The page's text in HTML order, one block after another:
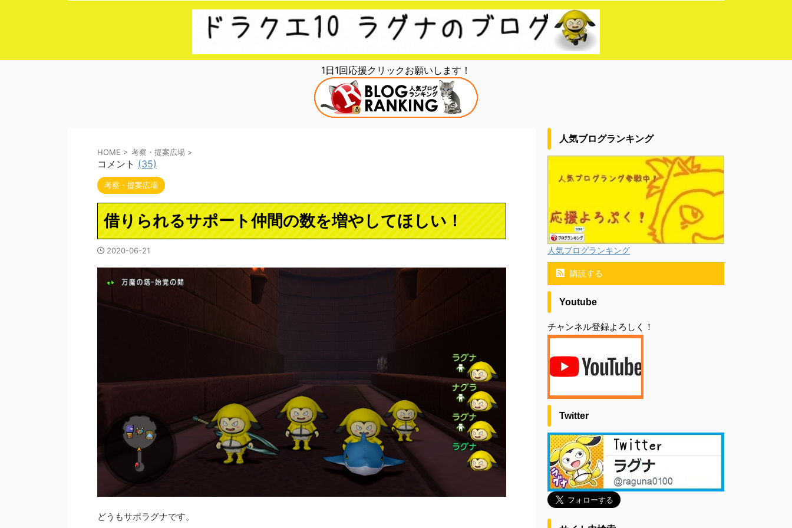
1日1回応援クリックお願いします！
HOME > 考察・提案広場 >
コメント (35)
考察・提案広場
借りられるサポート仲間の数を増やしてほしい！
2020-06-21
どうもサポラグナです。
人気ブログランキング
人気ブログランキング
購読する
Youtube
チャンネル登録よろしく！
Twitter